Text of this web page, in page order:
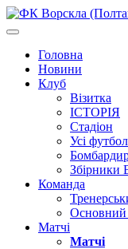
Головна
Новини
Клуб
Візитка
ІСТОРІЯ
Стадіон
Усі
Збірники
Команда
Основний
Матчі
Матчі